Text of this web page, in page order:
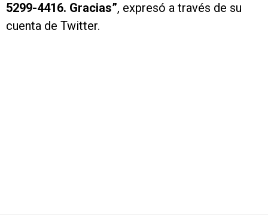
5299-4416. Gracias”, expresó a través de su
cuenta de Twitter.